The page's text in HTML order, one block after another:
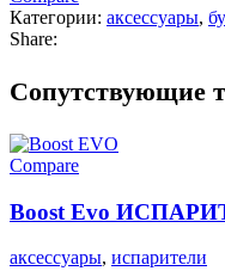
Категории: аксессуары,
Share:
Cопутствующие
Compare
Boost Evo
аксессуары, испарители